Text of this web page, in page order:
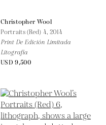
Christopher Wool
Portraits (Red) 4, 2014
Print De Edición Limitada
Litografía
USD 9,500